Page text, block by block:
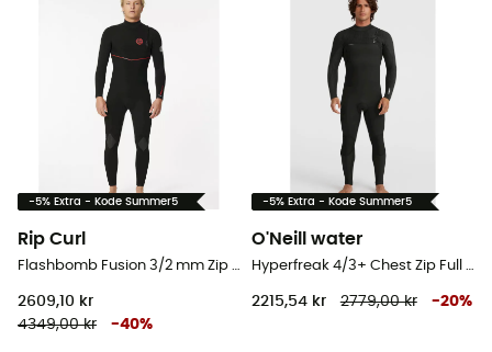
-5% Extra - Kode Summer5
Rip Curl
Flashbomb Fusion 3/2 mm Zip Free - Våddragter til surf - Herrer
2609,10 kr
4349,00 kr
-40%
-5% Extra - Kode Summer5
O'Neill water
Hyperfreak 4/3+ Chest Zip Full - Våddragter til surf - Herrer
2215,54 kr 2779,00 kr -20%